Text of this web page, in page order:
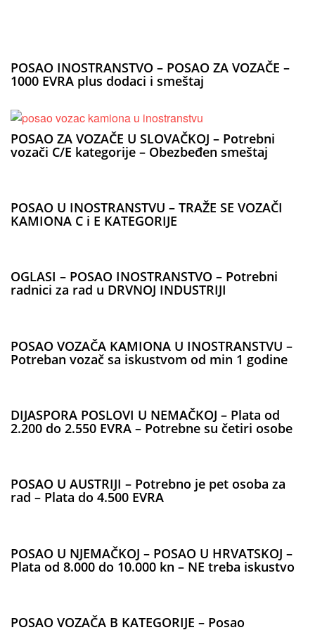
POSAO INOSTRANSTVO – POSAO ZA VOZAČE –
1000 EVRA plus dodaci i smeštaj
POSAO ZA VOZAČE U SLOVAČKOJ – Potrebni
vozači C/E kategorije – Obezbeđen smeštaj
POSAO U INOSTRANSTVU – TRAŽE SE VOZAČI
KAMIONA C i E KATEGORIJE
OGLASI – POSAO INOSTRANSTVO – Potrebni
radnici za rad u DRVNOJ INDUSTRIJI
POSAO VOZAČA KAMIONA U INOSTRANSTVU –
Potreban vozač sa iskustvom od min 1 godine
DIJASPORA POSLOVI U NEMAČKOJ – Plata od
2.200 do 2.550 EVRA – Potrebne su četiri osobe
POSAO U AUSTRIJI – Potrebno je pet osoba za
rad – Plata do 4.500 EVRA
POSAO U NJEMAČKOJ – POSAO U HRVATSKOJ –
Plata od 8.000 do 10.000 kn – NE treba iskustvo
POSAO VOZAČA B KATEGORIJE – Posao